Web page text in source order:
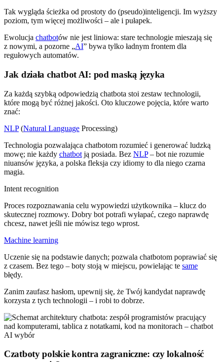
Tak wygląda ścieżka od prostoty do (pseudo)inteligencji. Im wyższy
poziom, tym więcej możliwości – ale i pułapek.
Ewolucja chatbotów nie jest liniowa: stare technologie mieszają się
z nowymi, a pozorne „AI” bywa tylko ładnym frontem dla
regułowych automatów.
Jak działa chatbot AI: pod maską języka
Za każdą szybką odpowiedzią chatbota stoi zestaw technologii,
które mogą być różnej jakości. Oto kluczowe pojęcia, które warto
znać:
NLP(Natural Language Processing)
Technologia pozwalająca chatbotom rozumieć i generować ludzką
mowę; nie każdy chatbot ją posiada. Bez NLP– bot nie rozumie
niuansów języka, a polska fleksja czy idiomy to dla niego czarna
magia.
Intent recognition
Proces rozpoznawania celu wypowiedzi użytkownika – klucz do
skutecznej rozmowy. Dobry bot potrafi wyłapać, czego naprawdę
chcesz, nawet jeśli nie mówisz tego wprost.
Machine learning
Uczenie się na podstawie danych; pozwala chatbotom poprawiać się
z czasem. Bez tego – boty stoją w miejscu, powielając te same
błędy.
Zanim zaufasz hasłom, upewnij się, że Twój kandydat naprawdę
korzysta z tych technologii – i robi to dobrze.
Czatboty polskie kontra zagraniczne: czy lokalność